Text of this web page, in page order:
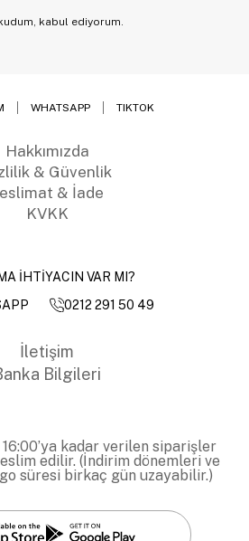
kabul ediyorum.
WHATSAPP TIKTOK
Hakkımızda
& Güvenlik
& İade
KVKK
İHTİYACIN VAR MI?
0212 291 50 49
İletişim
Bilgileri
kadar verilen siparişler
edilir. (İndirim dönemleri ve
süresi birkaç gün uzayabilir.)